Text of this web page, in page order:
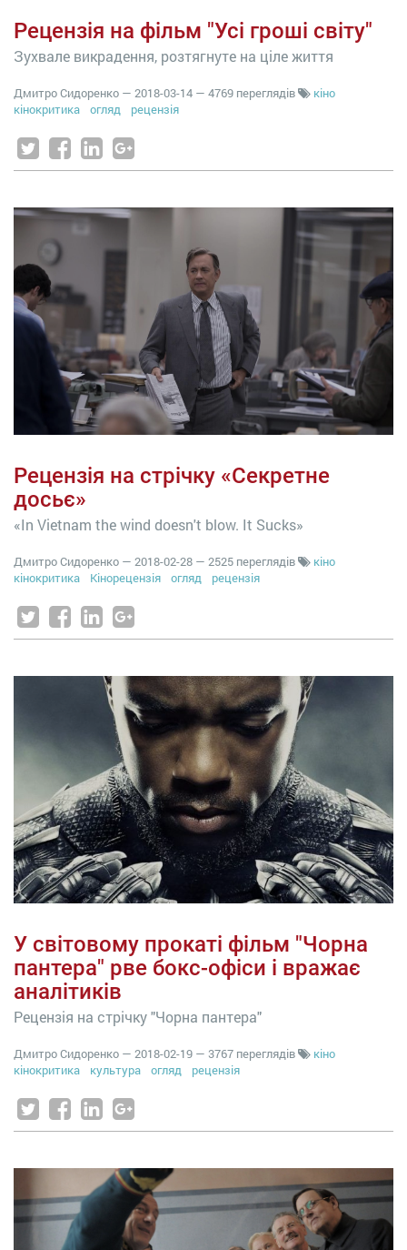
Рецензія на фільм "Усі гроші світу"
Зухвале викрадення, розтягнуте на ціле життя
Дмитро Сидоренко — 2018-03-14 — 4769 переглядів
кіно
кінокритика
огляд рецензія
Рецензія на стрічку «Секретне
досьє»
«In Vietnam the wind doesn't blow. It Sucks»
Дмитро Сидоренко — 2018-02-28 — 2525 переглядів
кіно
кінокритика
Кінорецензія огляд рецензія
У світовому прокаті фільм "Чорна
пантера" рве бокс-офіси і вражає
аналітиків
Рецензія на стрічку "Чорна пантера"
Дмитро Сидоренко — 2018-02-19 — 3767 переглядів
кіно
кінокритика
культура огляд рецензія